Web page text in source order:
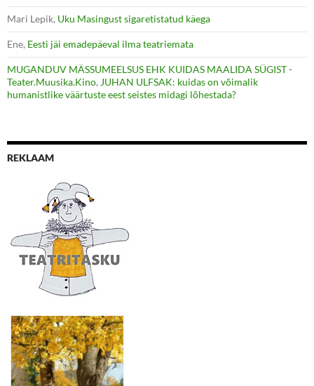
Mari Lepik, Uku Masingust sigaretistatud käega
Ene, Eesti jäi emadepäeval ilma teatriemata
MUGANDUV MÄSSUMEELSUS EHK KUIDAS MAALIDA SÜGIST -
Teater.Muusika.Kino, JUHAN ULFSAK: kuidas on võimalik
humanistlike väärtuste eest seistes midagi lõhestada?
REKLAAM